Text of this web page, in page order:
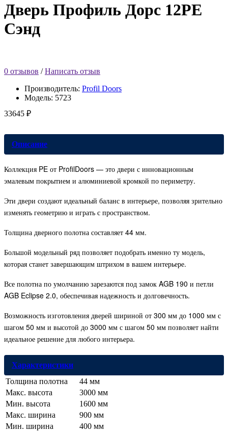
Дверь Профиль Дорс 12PE
Сэнд
0 отзывов /Написать отзыв
Производитель: Profil Doors
Модель: 5723
33645 ₽
Описание
Коллекция PE от ProfilDoors — это двери с инновационным
эмалевым покрытием и алюминиевой кромкой по периметру.
Эти двери создают идеальный баланс в интерьере, позволяя зрительно
изменять геометрию и играть с пространством.
Толщина дверного полотна составляет 44 мм.
Большой модельный ряд позволяет подобрать именно ту модель,
которая станет завершающим штрихом в вашем интерьере.
Все полотна по умолчанию зарезаются под замок AGB 190 и петли
AGB Eclipse 2.0, обеспечивая надежность и долговечность.
Возможность изготовления дверей шириной от 300 мм до 1000 мм с
шагом 50 мм и высотой до 3000 мм с шагом 50 мм позволяет найти
идеальное решение для любого интерьера.
Характеристики
Толщина полотна
44 мм
Макс. высота
3000 мм
Мин. высота
1600 мм
Макс. ширина
900 мм
Мин. ширина
400 мм